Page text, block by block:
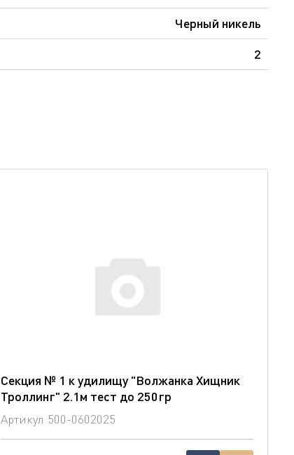
Черный никель
2
Секция № 1 к удилищу "Волжанка Хищник
Троллинг" 2.1м тест до 250гр
Артикул 500-0602025